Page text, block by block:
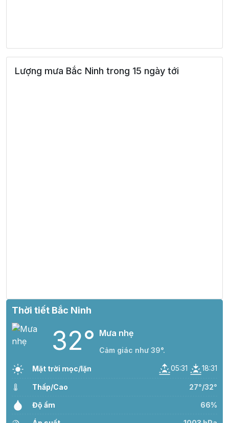
Lượng mưa Bắc Ninh trong 15 ngày tới
Thời tiết Bắc Ninh
32° Mưa nhẹ
Cảm giác như 39°.
Mặt trời mọc/lặn 05:31 18:31
Thấp/Cao 27°/32°
Độ ẩm 66%